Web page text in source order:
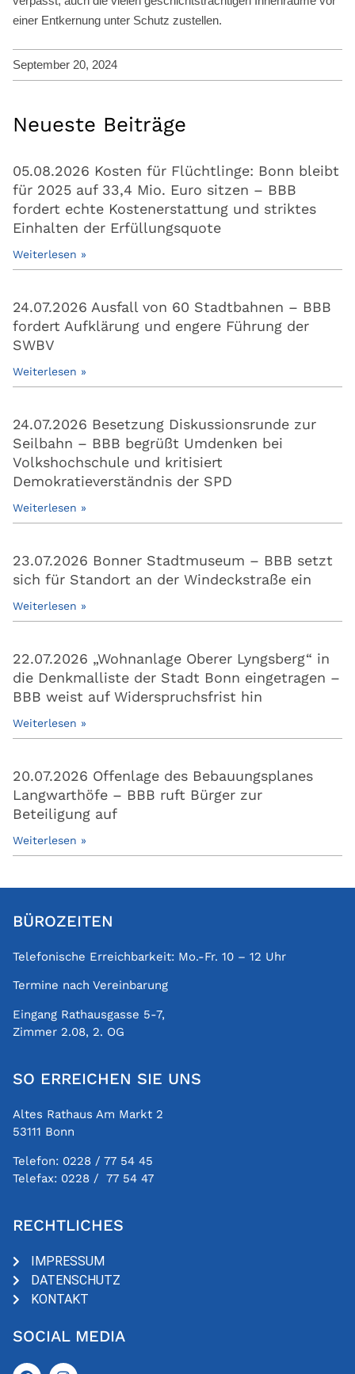
einer Entkernung unter Schutz zustellen.
September 20, 2024
Neueste Beiträge
05.08.2026 Kosten für Flüchtlinge: Bonn bleibt
für 2025 auf 33,4 Mio. Euro sitzen – BBB
fordert echte Kostenerstattung und striktes
Einhalten der Erfüllungsquote
Weiterlesen »
24.07.2026 Ausfall von 60 Stadtbahnen – BBB
fordert Aufklärung und engere Führung der
SWBV
Weiterlesen »
24.07.2026 Besetzung Diskussionsrunde zur
Seilbahn – BBB begrüßt Umdenken bei
Volkshochschule und kritisiert
Demokratieverständnis der SPD
Weiterlesen »
23.07.2026 Bonner Stadtmuseum – BBB setzt
sich für Standort an der Windeckstraße ein
Weiterlesen »
22.07.2026 „Wohnanlage Oberer Lyngsberg“ in
die Denkmalliste der Stadt Bonn eingetragen –
BBB weist auf Widerspruchsfrist hin
Weiterlesen »
20.07.2026 Offenlage des Bebauungsplanes
Langwarthöfe – BBB ruft Bürger zur
Beteiligung auf
Weiterlesen »
BÜROZEITEN
Telefonische Erreichbarkeit: Mo.-Fr. 10 – 12 Uhr
Termine nach Vereinbarung
Eingang Rathausgasse 5-7,
Zimmer 2.08, 2. OG
SO ERREICHEN SIE UNS
Altes Rathaus Am Markt 2
53111 Bonn
Telefon: 0228 / 77 54 45
Telefax: 0228 / 77 54 47
RECHTLICHES
IMPRESSUM
DATENSCHUTZ
KONTAKT
SOCIAL MEDIA